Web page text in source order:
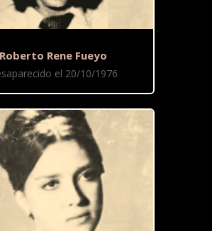
Roberto Rene Fueyo
el 20/10/1976